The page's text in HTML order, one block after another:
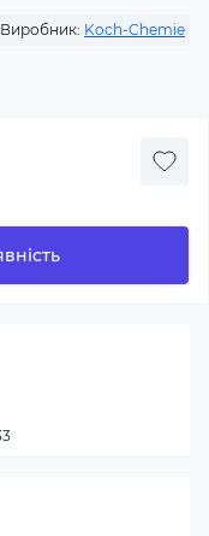
Виробник: Koch-Chemie